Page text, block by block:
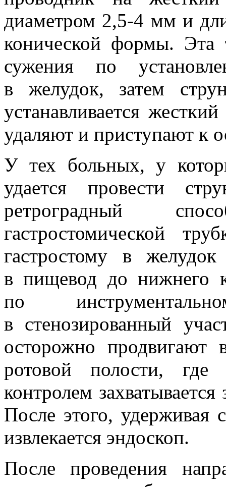
диаметром 2,5-4 мм и
конической формы. Эта
сужения по
в желудок, затем
устанавливается
удаляют и приступают к
У тех больных, у
удается провести
ретроградный
гастростомической
гастростому в
в пищевод до нижнего
по
в стенозированный
осторожно продвигают
ротовой полости,
контролем
После этого, удерживая
извлекается эндоскоп.
После проведения